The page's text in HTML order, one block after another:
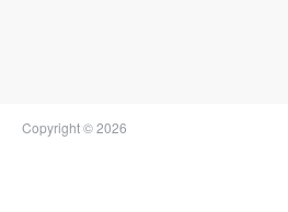
Copyright © 2026